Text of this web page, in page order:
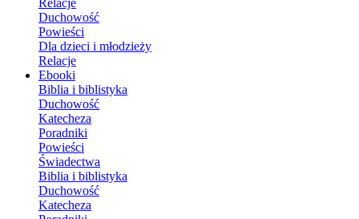
Relacje
Duchowość
Powieści
Dla dzieci i młodzieży
Relacje
Ebooki
Biblia i biblistyka
Duchowość
Katecheza
Poradniki
Powieści
Świadectwa
Biblia i biblistyka
Duchowość
Katecheza